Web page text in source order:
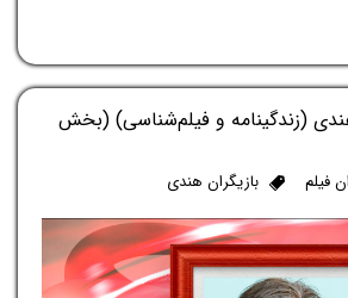
(زندگینامه و فیلم‌شناسی) (بخش
فیلم بازیگران هندی